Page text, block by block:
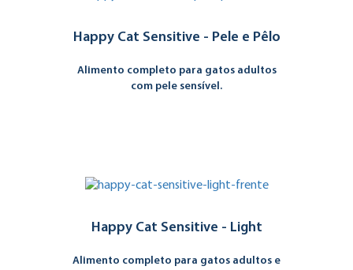
Happy Cat Sensitive - Pele e Pêlo
Alimento completo para gatos adultos
com pele sensível.
Happy Cat Sensitive - Light
Alimento completo para gatos adultos e